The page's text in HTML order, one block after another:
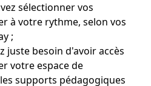
sélectionner vos
à votre rythme, selon vos
;
juste besoin d'avoir accès
votre espace de
supports pédagogiques